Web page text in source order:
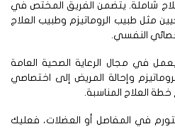
يتضمن الفريق المختص في
طبيب الروماتيزم وطبيب العلاج
النفسي.
مجال الرعاية الصحية العامة
وإحالة المريض إلى اختصاصي
العلاج المناسبة.
في المفاصل أو العضلات، فعليك